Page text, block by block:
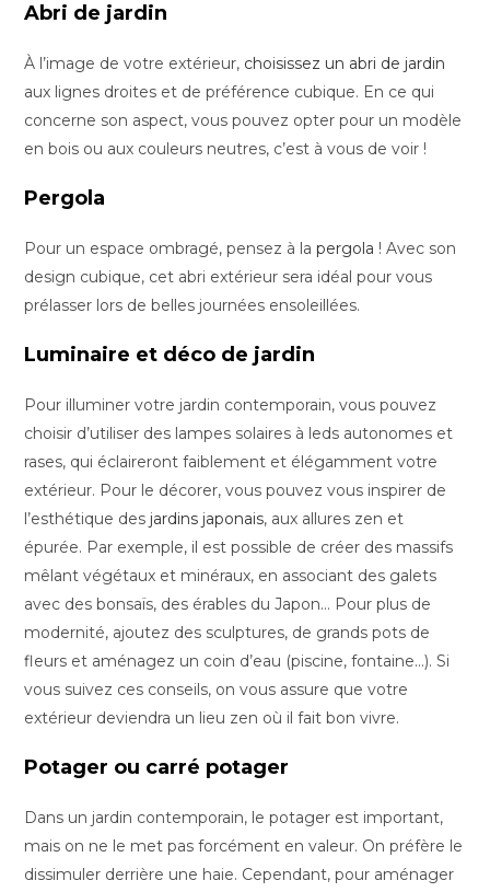
Abri de jardin
À l’image de votre extérieur, choisissez un abri de jardin
aux lignes droites et de préférence cubique. En ce qui
concerne son aspect, vous pouvez opter pour un modèle
en bois ou aux couleurs neutres, c’est à vous de voir !
Pergola
Pour un espace ombragé, pensez à lapergola ! Avec son
design cubique, cet abri extérieur sera idéal pour vous
prélasser lors de belles journées ensoleillées.
Luminaire et déco de jardin
Pour illuminer votre jardin contemporain, vous pouvez
choisir d’utiliser des lampes solaires à leds autonomes et
rases, qui éclaireront faiblement et élégamment votre
extérieur. Pour le décorer, vous pouvez vous inspirer de
l’esthétique des jardins japonais, aux allures zen et
épurée. Par exemple, il est possible de créer des massifs
mêlant végétaux et minéraux, en associant des galets
avec des bonsaïs, des érables du Japon… Pour plus de
modernité, ajoutez des sculptures, de grands pots de
fleurs et aménagez un coin d’eau (piscine, fontaine…). Si
vous suivez ces conseils, on vous assure que votre
extérieur deviendra un lieu zen où il fait bon vivre.
Potager ou carré potager
Dans un jardin contemporain, le potager est important,
mais on ne le met pas forcément en valeur. On préfère le
dissimuler derrière une haie. Cependant, pour aménager